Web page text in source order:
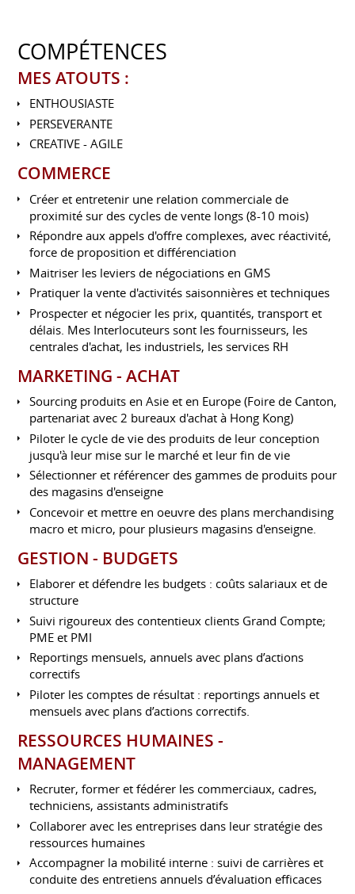
COMPÉTENCES
MES ATOUTS :
ENTHOUSIASTE
PERSEVERANTE
CREATIVE - AGILE
COMMERCE
Créer et entretenir une relation commerciale de
proximité sur des cycles de vente longs (8-10 mois)
Répondre aux appels d'offre complexes, avec réactivité,
force de proposition et différenciation
Maitriser les leviers de négociations en GMS
Pratiquer la vente d'activités saisonnières et techniques
Prospecter et négocier les prix, quantités, transport et
délais. Mes Interlocuteurs sont les fournisseurs, les
centrales d'achat, les industriels, les services RH
MARKETING - ACHAT
Sourcing produits en Asie et en Europe (Foire de Canton,
partenariat avec 2 bureaux d'achat à Hong Kong)
Piloter le cycle de vie des produits de leur conception
jusqu'à leur mise sur le marché et leur fin de vie
Sélectionner et référencer des gammes de produits pour
des magasins d'enseigne
Concevoir et mettre en oeuvre des plans merchandising
macro et micro, pour plusieurs magasins d'enseigne.
GESTION - BUDGETS
Elaborer et défendre les budgets : coûts salariaux et de
structure
Suivi rigoureux des contentieux clients Grand Compte;
PME et PMI
Reportings mensuels, annuels avec plans d’actions
correctifs
Piloter les comptes de résultat : reportings annuels et
mensuels avec plans d’actions correctifs.
RESSOURCES HUMAINES -
MANAGEMENT
Recruter, former et fédérer les commerciaux, cadres,
techniciens, assistants administratifs
Collaborer avec les entreprises dans leur stratégie des
ressources humaines
Accompagner la mobilité interne : suivi de carrières et
conduite des entretiens annuels d’évaluation efficaces